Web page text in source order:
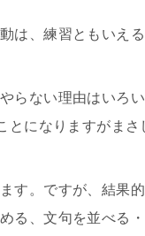
は、練習ともいえ
らない理由はいろ
とになりますがまさ
す。ですが、結果
る、文句を並べる